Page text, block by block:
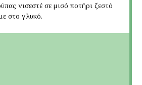
νισεστέ σε μισό ποτήρι ζεστό
στο γλυκό.